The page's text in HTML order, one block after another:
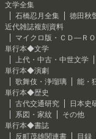
文学全集
石橋忍月全集
徳田秋
近代雑誌複刻資料
マイクロ版・ＣＤ―Ｒ
単行本◆文学
上代・中古・中世文学
単行本◆演劇
歌舞伎・浄瑠璃
能・
単行本◆歴史
古代交通研究
日本史
系図・家紋
その他
単行本◆書誌
反町茂雄関連書
目録